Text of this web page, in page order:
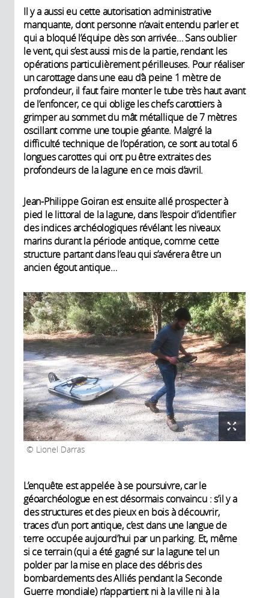
Il y a aussi eu cette autorisation administrative
manquante, dont personne n’avait entendu parler et
qui a bloqué l’équipe dès son arrivée… Sans oublier
le vent, qui s’est aussi mis de la partie, rendant les
opérations particulièrement périlleuses. Pour réaliser
un carottage dans une eau d’à peine 1 mètre de
profondeur, il faut faire monter le tube très haut avant
de l’enfoncer, ce qui oblige les chefs carottiers à
grimper au sommet du mât métallique de 7 mètres
oscillant comme une toupie géante. Malgré la
difficulté technique de l’opération, ce sont au total 6
longues carottes qui ont pu être extraites des
profondeurs de la lagune en ce mois d’avril.
Jean-Philippe Goiran est ensuite allé prospecter à
pied le littoral de la lagune, dans l’espoir d’identifier
des indices archéologiques révélant les niveaux
marins durant la période antique, comme cette
structure partant dans l’eau qui s’avérera être un
ancien égout antique…
Lionel Darras
L’enquête est appelée à se poursuivre, car le
géoarchéologue en est désormais convaincu : s’il y a
des structures et des pieux en bois à découvrir,
traces d’un port antique, c’est dans une langue de
terre occupée aujourd’hui par un parking. Et, même
si ce terrain (qui a été gagné sur la lagune tel un
polder par la mise en place des débris des
bombardements des Alliés pendant la Seconde
Guerre mondiale) n’appartient ni à la ville ni à la